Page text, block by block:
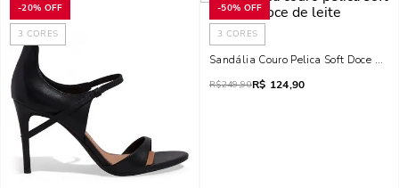
-20% OFF
3 CORES
-50% OFF
3 CORES
Sandália Couro Pelica Soft Doce De
R$249,90R$ 124,90